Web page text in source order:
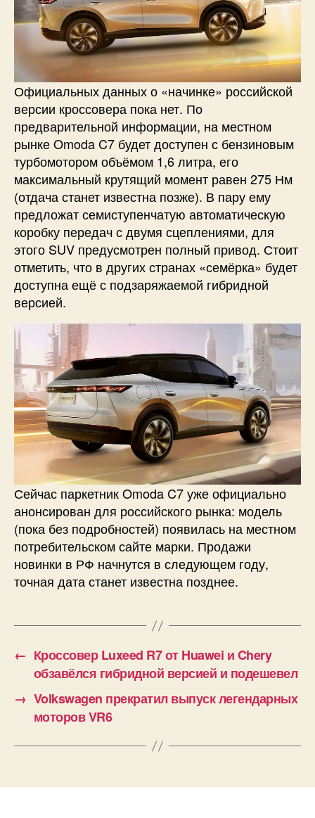
Официальных данных о «начинке» российской
версии кроссовера пока нет. По
предварительной информации, на местном
рынке Omoda C7 будет доступен с бензиновым
турбомотором объёмом 1,6 литра, его
максимальный крутящий момент равен 275 Нм
(отдача станет известна позже). В пару ему
предложат семиступенчатую автоматическую
коробку передач с двумя сцеплениями, для
этого SUV предусмотрен полный привод. Стоит
отметить, что в других странах «семёрка» будет
доступна ещё с подзаряжаемой гибридной
версией.
Сейчас паркетник Omoda C7 уже официально
анонсирован для российского рынка: модель
(пока без подробностей) появилась на местном
потребительском сайте марки. Продажи
новинки в РФ начнутся в следующем году,
точная дата станет известна позднее.
← Кроссовер Luxeed R7 от Huawei и Chery
обзавёлся гибридной версией и подешевел
→ Volkswagen прекратил выпуск легендарных
моторов VR6